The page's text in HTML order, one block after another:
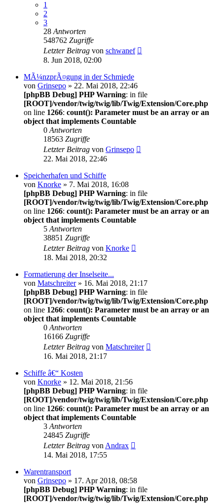
1
2
3
28 Antworten
548762 Zugriffe
Letzter Beitrag von schwanef
8. Jun 2018, 02:00
MÃ¼nzprÃ¤gung in der Schmiede
von Grinsepo » 22. Mai 2018, 22:46
[phpBB Debug] PHP Warning: in file
[ROOT]/vendor/twig/twig/lib/Twig/Extension/Core.php
on line 1266: count(): Parameter must be an array or an
object that implements Countable
0 Antworten
18563 Zugriffe
Letzter Beitrag von Grinsepo
22. Mai 2018, 22:46
Speicherhafen und Schiffe
von Knorke » 7. Mai 2018, 16:08
[phpBB Debug] PHP Warning: in file
[ROOT]/vendor/twig/twig/lib/Twig/Extension/Core.php
on line 1266: count(): Parameter must be an array or an
object that implements Countable
5 Antworten
38851 Zugriffe
Letzter Beitrag von Knorke
18. Mai 2018, 20:32
Formatierung der Inselseite...
von Matschreiter» 16. Mai 2018, 21:17
[phpBB Debug] PHP Warning: in file
[ROOT]/vendor/twig/twig/lib/Twig/Extension/Core.php
on line 1266: count(): Parameter must be an array or an
object that implements Countable
0 Antworten
16166 Zugriffe
Letzter Beitrag von Matschreiter
16. Mai 2018, 21:17
Schiffe â€“ Kosten
von Knorke » 12. Mai 2018, 21:56
[phpBB Debug] PHP Warning: in file
[ROOT]/vendor/twig/twig/lib/Twig/Extension/Core.php
on line 1266: count(): Parameter must be an array or an
object that implements Countable
3 Antworten
24845 Zugriffe
Letzter Beitrag von Andrax
14. Mai 2018, 17:55
Warentransport
von Grinsepo » 17. Apr 2018, 08:58
[phpBB Debug] PHP Warning: in file
[ROOT]/vendor/twig/twig/lib/Twig/Extension/Core.php